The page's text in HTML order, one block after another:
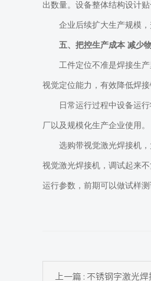
出数量。设备整体结构设计
企业后续扩大生产规模
五、把控生产成本 减少
工件定位不准是焊接生
视觉定位能力，有效降低焊
日常运行过程中设备运
厂以及规模化生产企业使用。
选购带视觉激光焊接机
视觉激光焊接机，调试起来
运行参数，前期可以做试样